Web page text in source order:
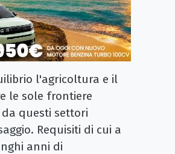
l'agricoltura e il
le sole frontiere
da questi settori
Requisiti di cui a
anni di